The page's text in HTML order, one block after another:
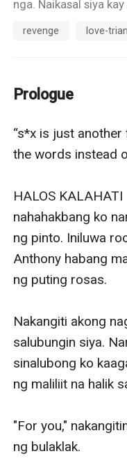
nga. Naikasal siya
maayos na kasuotan.
Anthony. Pero isang
iibigan ng isang
asawa.
At simula noon, hindi
sapagkat pinatira pa
Hindi na naging
naging maayos ang
siyang makipaglaban
Aagawin niya ang
Aagawin niya ang
At mula sa tatlong
revenge love-
Prologue
“s*x is just
the words instead
HALOS
nahahakbang ko
ng pinto. Iniluwa
Anthony habang
ng puting rosas.
Nakangiti akong
salubungin siya.
sinalubong ko
ng maliliit na halik
"For you,"
ng bulaklak.